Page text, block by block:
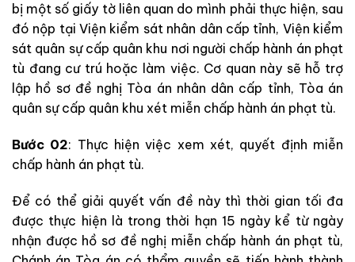
bị một số giấy tờ liên quan do mình phải thực hiện, sau
đó nộp tại Viện kiểm sát nhân dân cấp tỉnh, Viện kiểm
sát quân sự cấp quân khu nơi người chấp hành án phạt
tù đang cư trú hoặc làm việc. Cơ quan này sẽ hỗ trợ
lập hồ sơ đề nghị Tòa án nhân dân cấp tỉnh, Tòa án
quân sự cấp quân khu xét miễn chấp hành án phạt tù.
Bước 02: Thực hiện việc xem xét, quyết định miễn
chấp hành án phạt tù.
Để có thể giải quyết vấn đề này thì thời gian tối đa
được thực hiện là trong thời hạn 15 ngày kể từ ngày
nhận được hồ sơ đề nghị miễn chấp hành án phạt tù,